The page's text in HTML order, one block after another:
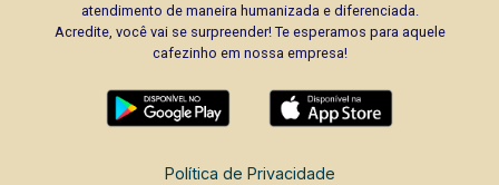
atendimento de maneira humanizada e diferenciada.
Acredite, você vai se surpreender! Te esperamos para aquele
cafezinho em nossa empresa!
Política de Privacidade